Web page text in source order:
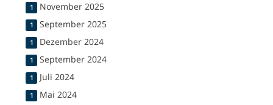
1 November 2025
1 September 2025
1 Dezember 2024
1 September 2024
1 Juli 2024
1 Mai 2024